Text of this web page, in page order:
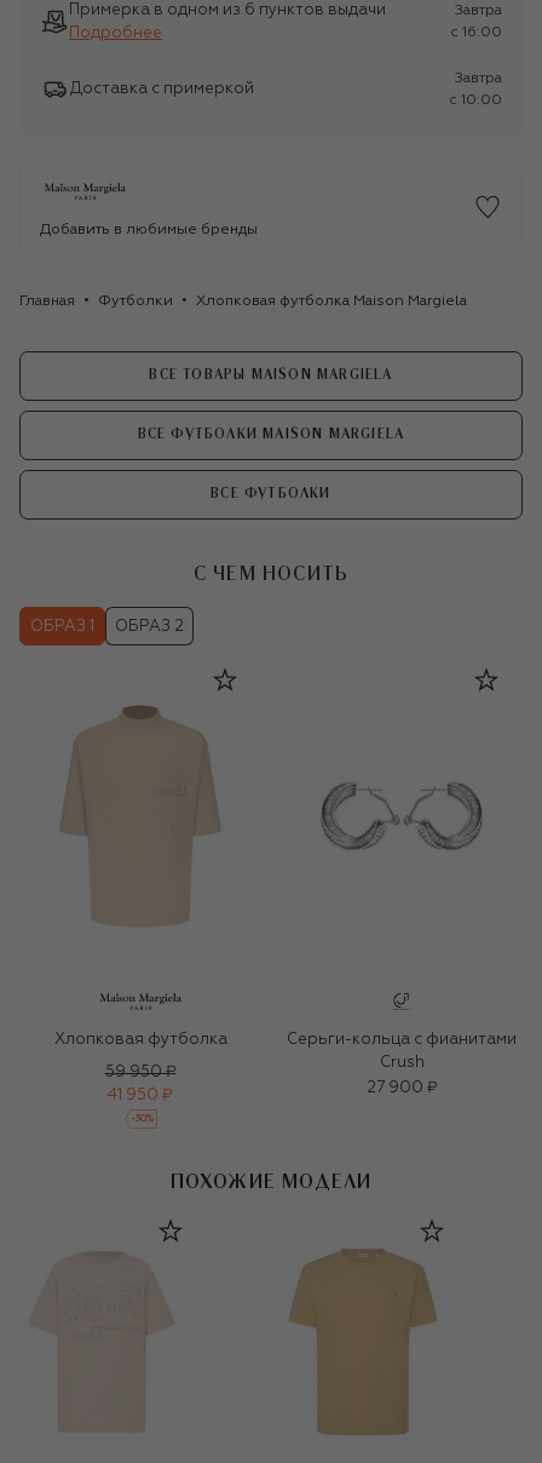
Примерка в одном из 6 пунктов выдачи
Подробнее
Завтра
c 16:00
Доставка с примеркой
Завтра
c 10:00
Добавить в любимые бренды
Главная Футболки Хлопковая футболка Maison Margiela
ВСЕ ТОВАРЫ MAISON MARGIELA
ВСЕ ФУТБОЛКИ MAISON MARGIELA
ВСЕ ФУТБОЛКИ
С ЧЕМ НОСИТЬ
ОБРАЗ 1 ОБРАЗ 2
Хлопковая футболка
59 950 ₽
41 950 ₽
-30%
Серьги-кольца с фианитами
Crush
27 900 ₽
ПОХОЖИЕ МОДЕЛИ